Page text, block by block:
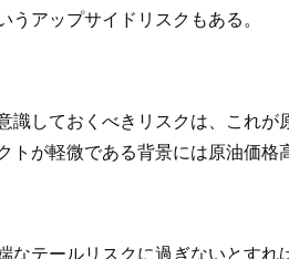
アップサイドリスクもある。
しておくべきリスクは、これが
が軽微である背景には原油価格
テールリスクに過ぎないとすれ